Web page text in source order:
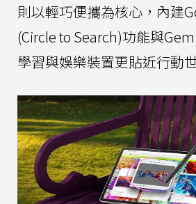
則以輕巧便攜為核心，內建
(Circle to Search)功能與
學習與娛樂裝置更貼近行動